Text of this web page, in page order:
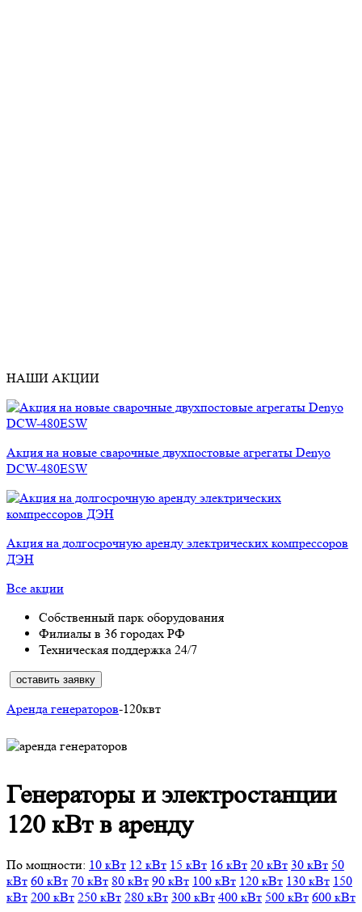
НАШИ АКЦИИ
Акция на новые сварочные двухпостовые агрегаты Denyo
DCW-480ESW
Акция на долгосрочную аренду электрических компрессоров
ДЭН
Все акции
Собственный парк оборудования
Филиалы в 36 городах РФ
Техническая поддержка 24/7
оставить заявку
Аренда генераторов-120квт
Генераторы и электростанции
120 кВт в аренду
По мощности: 10 кВт 12 кВт 15 кВт 16 кВт 20 кВт 30 кВт 50
кВт 60 кВт 70 кВт 80 кВт 90 кВт 100 кВт 120 кВт 130 кВт 150
кВт 200 кВт 250 кВт 280 кВт 300 кВт 400 кВт 500 кВт 600 кВт